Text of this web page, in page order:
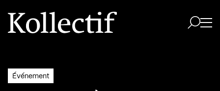
Aller à la page d'accueil
Logo Kollectif
Événement